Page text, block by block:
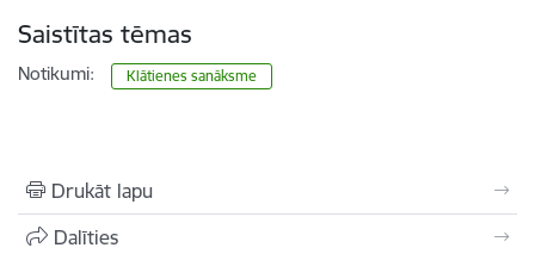
Saistītas tēmas
Notikumi: Klātienes sanāksme
Drukāt lapu
Dalīties